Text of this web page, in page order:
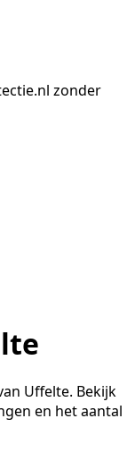
zonder
Uffelte. Bekijk
en het aantal